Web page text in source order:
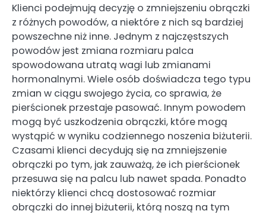
Klienci podejmują decyzję o zmniejszeniu obrączki
z różnych powodów, a niektóre z nich są bardziej
powszechne niż inne. Jednym z najczęstszych
powodów jest zmiana rozmiaru palca
spowodowana utratą wagi lub zmianami
hormonalnymi. Wiele osób doświadcza tego typu
zmian w ciągu swojego życia, co sprawia, że
pierścionek przestaje pasować. Innym powodem
mogą być uszkodzenia obrączki, które mogą
wystąpić w wyniku codziennego noszenia biżuterii.
Czasami klienci decydują się na zmniejszenie
obrączki po tym, jak zauważą, że ich pierścionek
przesuwa się na palcu lub nawet spada. Ponadto
niektórzy klienci chcą dostosować rozmiar
obrączki do innej biżuterii, którą noszą na tym